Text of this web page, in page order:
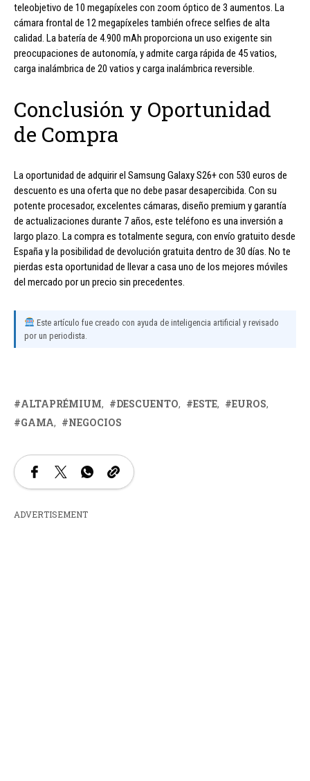
teleobjetivo de 10 megapíxeles con zoom óptico de 3 aumentos. La
cámara frontal de 12 megapíxeles también ofrece selfies de alta
calidad. La batería de 4.900 mAh proporciona un uso exigente sin
preocupaciones de autonomía, y admite carga rápida de 45 vatios,
carga inalámbrica de 20 vatios y carga inalámbrica reversible.
Conclusión y Oportunidad
de Compra
La oportunidad de adquirir el Samsung Galaxy S26+ con 530 euros de
descuento es una oferta que no debe pasar desapercibida. Con su
potente procesador, excelentes cámaras, diseño premium y garantía
de actualizaciones durante 7 años, este teléfono es una inversión a
largo plazo. La compra es totalmente segura, con envío gratuito desde
España y la posibilidad de devolución gratuita dentro de 30 días. No te
pierdas esta oportunidad de llevar a casa uno de los mejores móviles
del mercado por un precio sin precedentes.
Este artículo fue creado con ayuda de inteligencia artificial y revisado
por un periodista.
ALTAPRÉMIUM DESCUENTO ESTE
EUROS
GAMA
NEGOCIOS
ADVERTISEMENT